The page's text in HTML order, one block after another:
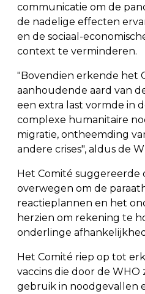
communicatie om de
de nadelige effecten
en de sociaal-
context te verminderen.
"Bovendien erkende het
aanhoudende aard van
een extra last vormde in
complexe humanitaire
migratie, ontheemding
andere crises", aldus de
Het Comité suggereerde
overwegen om de
reactieplannen en het
herzien om rekening te
onderlinge
Het Comité riep op tot
vaccins die door de
gebruik in noodgevallen